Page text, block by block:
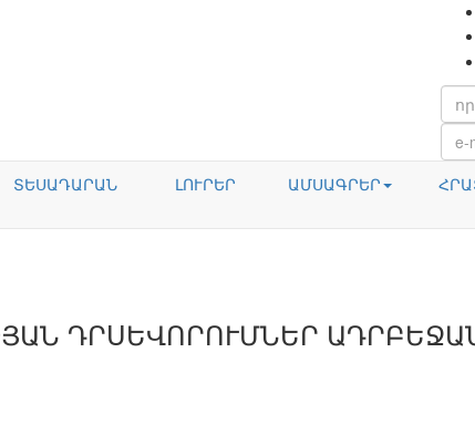
ՏԵՍԱԴԱՐԱՆ ԼՈՒՐԵՐ ԱՄՍԱԳՐԵՐ
ԴՐՍԵՎՈՐՈՒՄՆԵՐ